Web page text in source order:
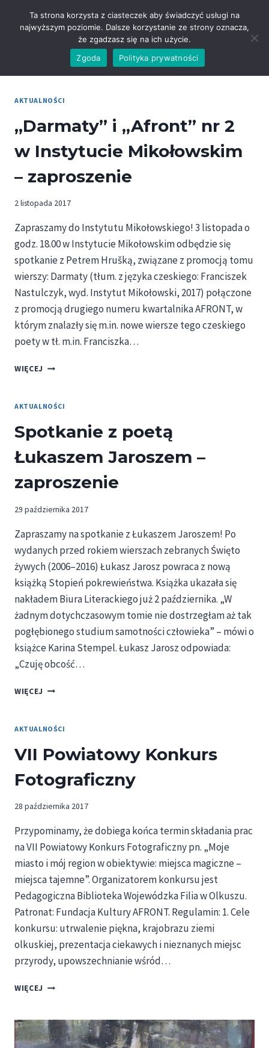
AKTUALNOŚCI
„Darmaty” i „Afront” nr 2
w Instytucie Mikołowskim
– zaproszenie
2 listopada 2017
Zapraszamy do Instytutu Mikołowskiego! 3 listopada o
godz. 18.00 w Instytucie Mikołowskim odbędzie się
spotkanie z Petrem Hrušką, związane z promocją tomu
wierszy: Darmaty (tłum. z języka czeskiego: Franciszek
Nastulczyk, wyd. Instytut Mikołowski, 2017) połączone
z promocją drugiego numeru kwartalnika AFRONT, w
którym znalazły się m.in. nowe wiersze tego czeskiego
poety w tł. m.in. Franciszka…
WIĘCEJ „DARMATY”
NR
W
MIKOŁOWSKIM
ZAPROSZENIE
AKTUALNOŚCI
Spotkanie z poetą
Łukaszem Jaroszem –
zaproszenie
29 października 2017
Zapraszamy na spotkanie z Łukaszem Jaroszem! Po
wydanych przed rokiem wierszach zebranych Święto
żywych (2006–2016) Łukasz Jarosz powraca z nową
książką Stopień pokrewieństwa. Książka ukazała się
nakładem Biura Literackiego już 2 października. „W
żadnym dotychczasowym tomie nie dostrzegłam aż tak
pogłębionego studium samotności człowieka” – mówi o
książce Karina Stempel. Łukasz Jarosz odpowiada:
„Czuję obcość…
WIĘCEJ SPOTKANIE
ŁUKASZEM
–
AKTUALNOŚCI
VII Powiatowy Konkurs
Fotograficzny
28 października 2017
Przypominamy, że dobiega końca termin składania prac
na VII Powiatowy Konkurs Fotograficzny pn. „Moje
miasto i mój region w obiektywie: miejsca magiczne –
miejsca tajemne”. Organizatorem konkursu jest
Pedagogiczna Biblioteka Wojewódzka Filia w Olkuszu.
Patronat: Fundacja Kultury AFRONT. Regulamin: 1. Cele
konkursu: utrwalenie piękna, krajobrazu ziemi
olkuskiej, prezentacja ciekawych i nieznanych miejsc
przyrody, upowszechnianie wśród…
WIĘCEJ VII
FOTOGRAFICZNY
Ta strona korzysta z ciasteczek aby świadczyć usługi na
najwyższym poziomie. Dalsze korzystanie ze strony oznacza,
że zgadzasz się na ich użycie.
Zgoda
Polityka prywatności